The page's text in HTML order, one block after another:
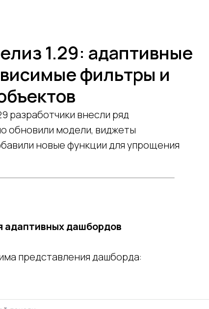
1.29: адаптивные
фильтры и
разработчики внесли ряд
обновили модели, виджеты
новые функции для упрощения
адаптивных дашбордов
представления дашборда: